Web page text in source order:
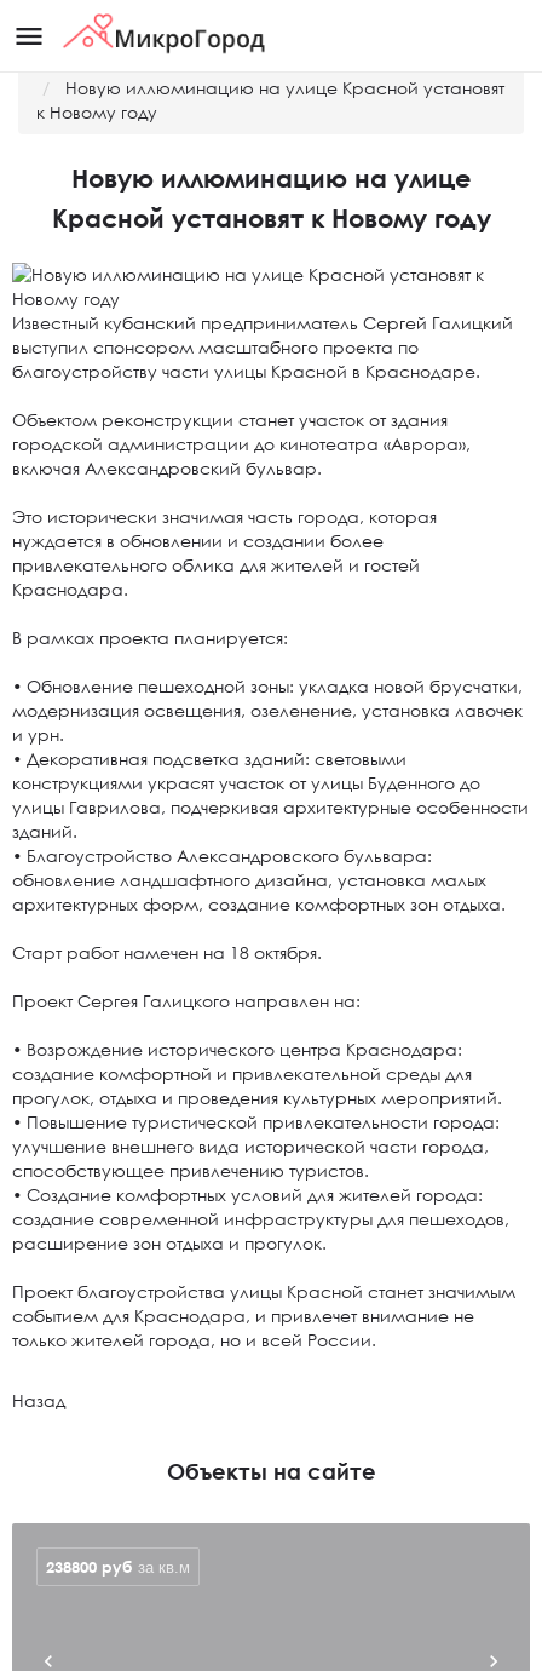
menu
Новую иллюминацию на улице Красной установят
к Новому году
Новую иллюминацию на улице
Красной установят к Новому году
Известный кубанский предприниматель Сергей Галицкий
выступил спонсором масштабного проекта по
благоустройству части улицы Красной в Краснодаре.
Объектом реконструкции станет участок от здания
городской администрации до кинотеатра «Аврора»,
включая Александровский бульвар.
Это исторически значимая часть города, которая
нуждается в обновлении и создании более
привлекательного облика для жителей и гостей
Краснодара.
В рамках проекта планируется:
• Обновление пешеходной зоны: укладка новой брусчатки,
модернизация освещения, озеленение, установка лавочек
и урн.
• Декоративная подсветка зданий: световыми
конструкциями украсят участок от улицы Буденного до
улицы Гаврилова, подчеркивая архитектурные особенности
зданий.
• Благоустройство Александровского бульвара:
обновление ландшафтного дизайна, установка малых
архитектурных форм, создание комфортных зон отдыха.
Старт работ намечен на 18 октября.
Проект Сергея Галицкого направлен на:
• Возрождение исторического центра Краснодара:
создание комфортной и привлекательной среды для
прогулок, отдыха и проведения культурных мероприятий.
• Повышение туристической привлекательности города:
улучшение внешнего вида исторической части города,
способствующее привлечению туристов.
• Создание комфортных условий для жителей города:
создание современной инфраструктуры для пешеходов,
расширение зон отдыха и прогулок.
Проект благоустройства улицы Красной станет значимым
событием для Краснодара, и привлечет внимание не
только жителей города, но и всей России.
Назад
Объекты на сайте
238800 руб за кв.м